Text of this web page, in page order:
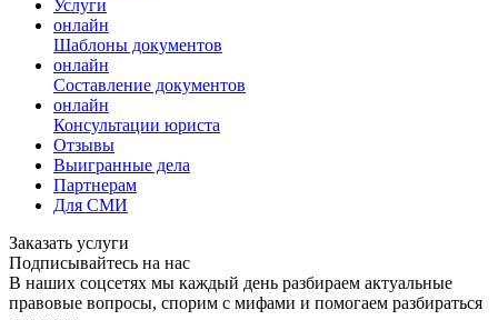
Услуги
онлайн
Шаблоны документов
онлайн
Составление документов
онлайн
Консультации юриста
Отзывы
Выигранные дела
Партнерам
Для СМИ
Заказать услуги
Подписывайтесь на нас
В наших соцсетях мы каждый день разбираем актуальные
правовые вопросы, спорим с мифами и помогаем разбираться